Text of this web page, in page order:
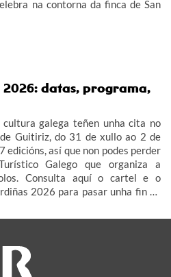
na contorna da finca de San
2026: datas, programa,
galega teñen unha cita no
Guitiriz, do 31 de xullo ao 2 de
edicións, así que non podes perder
Galego que organiza a
Consulta aquí o cartel e o
2026 para pasar unha fin de